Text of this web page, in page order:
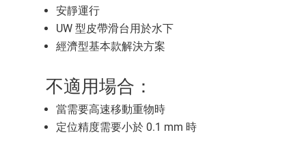
安靜運行
UW 型皮帶滑台用於水下
經濟型基本款解決方案
不適用場合：
當需要高速移動重物時
定位精度需要小於 0.1 mm 時